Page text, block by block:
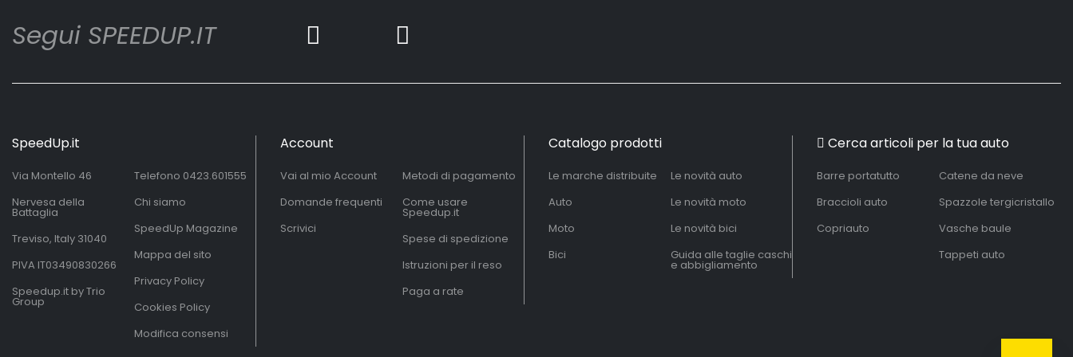
Segui SPEEDUP.IT
SpeedUp.it
Via Montello 46
Nervesa della
Battaglia
Treviso, Italy 31040
PIVA IT03490830266
Speedup.it by Trio
Group
Telefono 0423.601555
Chi siamo
SpeedUp Magazine
Mappa del sito
Privacy Policy
Cookies Policy
Modifica consensi
Account
Vai al mio Account
Domande frequenti
Scrivici
Metodi di pagamento
Come usare
Speedup.it
Spese di spedizione
Istruzioni per il reso
Paga a rate
Catalogo prodotti
Le marche distribuite
Auto
Moto
Bici
Le novità auto
Le novità moto
Le novità bici
Guida alle taglie caschi
e abbigliamento
Cerca articoli per la tua auto
Barre portatutto
Braccioli auto
Copriauto
Catene da neve
Spazzole tergicristallo
Vasche baule
Tappeti auto